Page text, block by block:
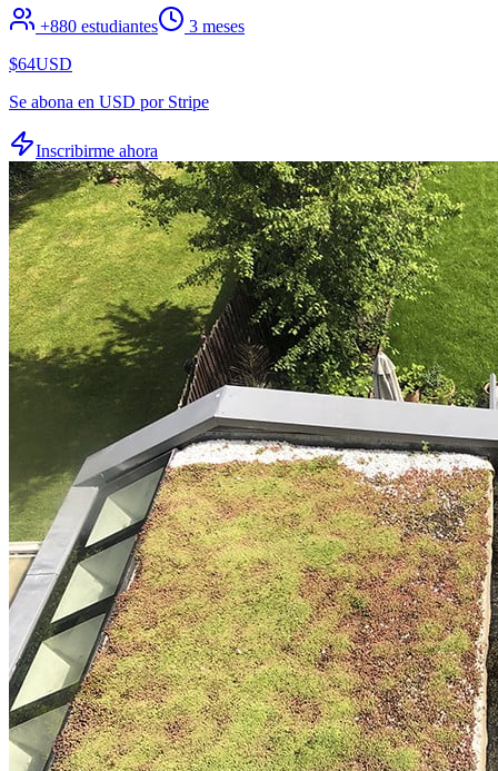
+880 estudiantes
3 meses
$64USD
Se abona en USD por Stripe
Inscribirme ahora